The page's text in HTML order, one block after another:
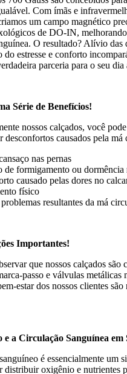
Com ímãs e
um campo magnético
de DO-IN,
O resultado? Alívio das
do estresse e conforto
parceria para o seu dia
Série de Benefícios!
nossos calçados, você
desconfortos causados pela má
nas pernas
de formigamento ou dormência
causado pelas dores no
físico
resultantes da má
Importantes!
que nossos calçados são
passo e válvulas metálicas
estar dos nossos clientes
e a Circulação Sanguínea em
é essencialmente um
distribuir oxigênio e nutrientes